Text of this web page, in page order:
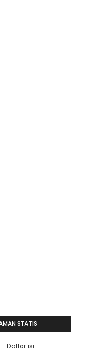
STATIS
Daftar isi